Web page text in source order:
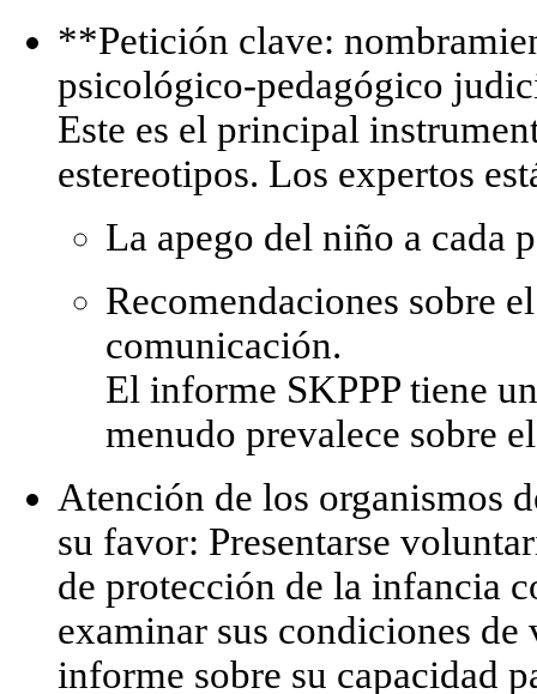
**Petición clave:
psicológico-pedagógico
Este es el principal
estereotipos. Los expertos
La apego del niño a cada
Recomendaciones sobre
comunicación.
El informe SKPPP tiene
menudo prevalece sobre
Atención de los organismos
su favor: Presentarse
de protección de la infancia
examinar sus condiciones
informe sobre su capacidad